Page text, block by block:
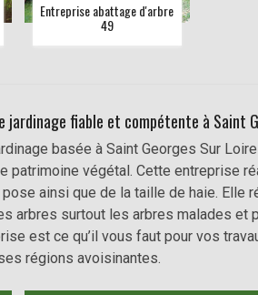
Entreprise abattage d'arbre
49
fiable et compétente à Saint
basée à Saint Georges Sur
végétal. Cette entreprise
ainsi que de la taille de haie. Elle
arbres surtout les arbres malades et
est ce qu’il vous faut pour vos
régions avoisinantes.